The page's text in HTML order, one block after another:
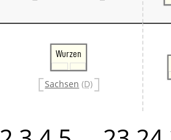
Wurzen
Sachsen (D)